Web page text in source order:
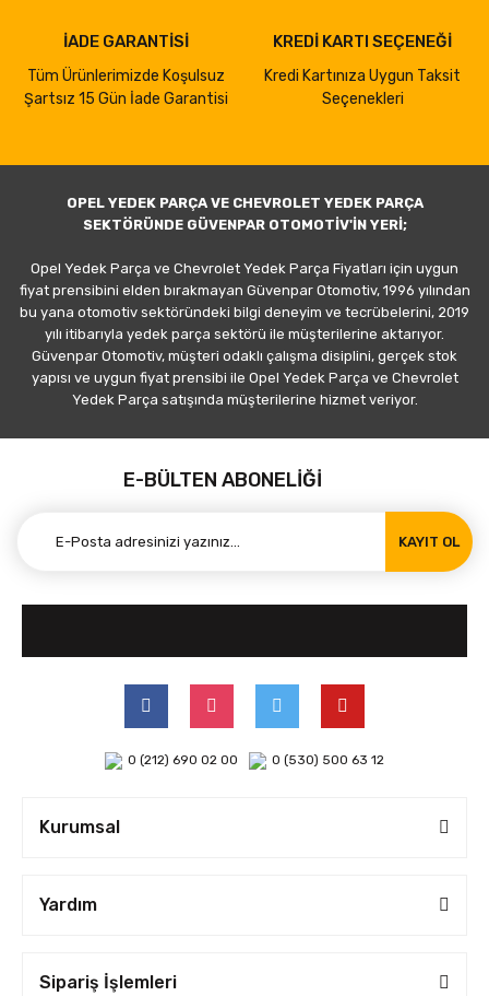
İADE GARANTİSİ
Tüm Ürünlerimizde Koşulsuz
Şartsız 15 Gün İade Garantisi
KREDİ KARTI SEÇENEĞİ
Kredi Kartınıza Uygun Taksit
Seçenekleri
OPEL YEDEK PARÇA VE CHEVROLET YEDEK PARÇA
SEKTÖRÜNDE GÜVENPAR OTOMOTİV'İN YERİ;
Opel Yedek Parça ve Chevrolet Yedek Parça Fiyatları için uygun
fiyat prensibini elden bırakmayan Güvenpar Otomotiv, 1996 yılından
bu yana otomotiv sektöründeki bilgi deneyim ve tecrübelerini, 2019
yılı itibarıyla yedek parça sektörü ile müşterilerine aktarıyor.
Güvenpar Otomotiv, müşteri odaklı çalışma disiplini, gerçek stok
yapısı ve uygun fiyat prensibi ile Opel Yedek Parça ve Chevrolet
Yedek Parça satışında müşterilerine hizmet veriyor.
E-BÜLTEN ABONELİĞİ
KAYIT OL
0 (212) 690 02 00 0 (530) 500 63 12
Kurumsal
Yardım
Sipariş İşlemleri